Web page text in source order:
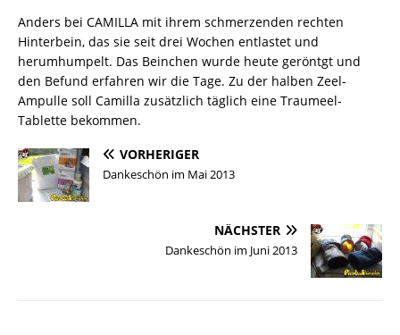
Anders bei CAMILLA mit ihrem schmerzenden rechten
Hinterbein, das sie seit drei Wochen entlastet und
herumhumpelt. Das Beinchen wurde heute geröntgt und
den Befund erfahren wir die Tage. Zu der halben Zeel-
Ampulle soll Camilla zusätzlich täglich eine Traumeel-
Tablette bekommen.
VORHERIGER
Dankeschön im Mai 2013
NÄCHSTER
Dankeschön im Juni 2013